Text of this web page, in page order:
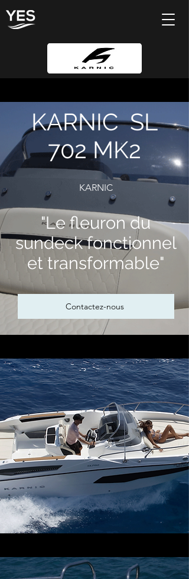
KARNIC SL
702 MK2
KARNIC
"Le fleuron du
sundeck fonctionnel
et transformable"
Contactez-nous